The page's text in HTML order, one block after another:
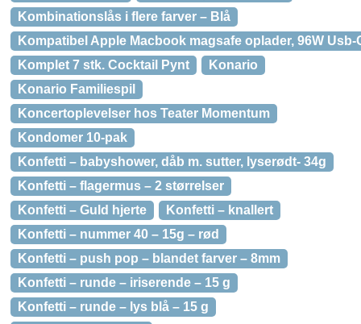
Kombinationslås i flere farver – Blå
Kompatibel Apple Macbook magsafe oplader, 96W
Komplet 7 stk. Cocktail Pynt
Konario
Konario Familiespil
Koncertoplevelser hos Teater Momentum
Kondomer 10-pak
Konfetti – babyshower, dåb m. sutter, lyserødt- 34g
Konfetti – flagermus – 2 størrelser
Konfetti – Guld hjerte
Konfetti – knallert
Konfetti – nummer 40 – 15g – rød
Konfetti – push pop – blandet farver – 8mm
Konfetti – runde – iriserende – 15 g
Konfetti – runde – lys blå – 15 g